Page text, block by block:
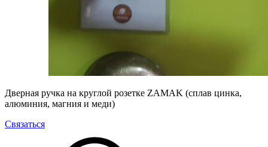
Дверная ручка на круглой розетке ZAMAK (сплав цинка,
алюминия, магния и меди)
Связаться